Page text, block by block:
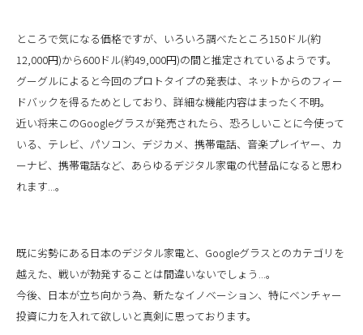
ところで気になる価格ですが、いろいろ調べたところ150ドル(約
12,000円)から600ドル(約49,000円)の間と推定されているようです。
グーグルによると今回のプロトタイプの発表は、ネットからのフィー
ドバックを得るためとしており、詳細な機能内容はまったく不明。
近い将来このGoogleグラスが発売されたら、恐ろしいことに今使って
いる、テレビ、パソコン、デジカメ、携帯電話、音楽プレイヤー、カ
ーナビ、携帯電話など、あらゆるデジタル家電の代替品になると思わ
れます...。
既に劣勢にある日本のデジタル家電と、Googleグラスとのカテゴリを
越えた、戦いが勃発することは間違いないでしょう...。
今後、日本が立ち向かう為、新たなイノベーション、特にベンチャー
投資に力を入れて欲しいと真剣に思っております。